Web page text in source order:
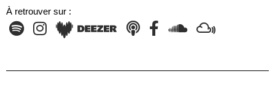
À retrouver sur :